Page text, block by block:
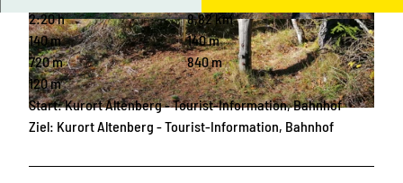
CC-BY-ND
© Tourist-Information Altenberg |CC-BY-ND © Tourist-Information Altenberg | CC-BY-ND
2:20 h
8,82 km
140 m
140 m
720 m
840 m
120 m
Start: Kurort Altenberg - Tourist-Information, Bahnhof
Ziel: Kurort Altenberg - Tourist-Information, Bahnhof